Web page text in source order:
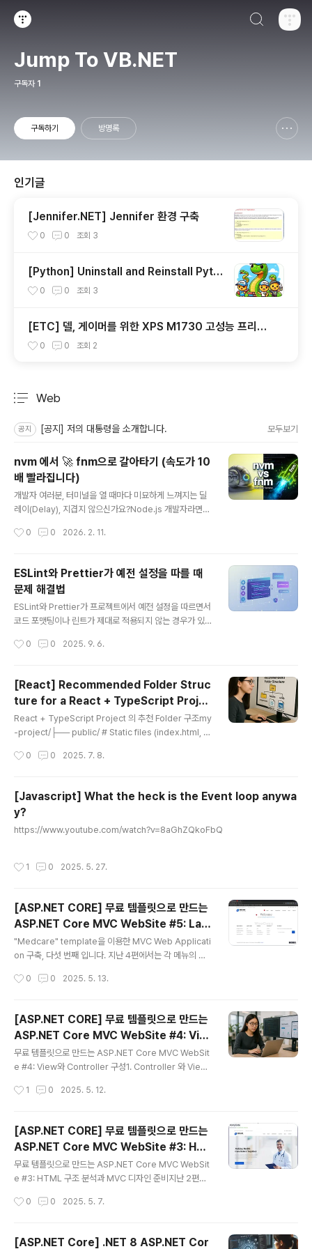
Jump To VB.NET
구독자 1
구독하기 방명록
인기글
[Jennifer.NET] Jennifer 환경 구축
0 0 조회 3
[Python] Uninstall and Reinstall Pyth
on On Mac
0 0 조회 3
[ETC] 델, 게이머를 위한 XPS M1730 고성능 프리미
엄 노트북 출시
0 0 조회 2
Web
공지 [공지] 저의 대통령을 소개합니다. 모두보기
nvm 에서 🚀 fnm으로 갈아타기 (속도가 10
배 빨라집니다)
개발자 여러분, 터미널을 열 때마다 미묘하게 느껴지는 딜
레이(Delay), 지겹지 않으신가요?Node.js 개발자라면
범인일 수 있습니다. 오늘은 기존의 느린 nvm을 과감히 삭
e Manager)으로 갈아타는 방법을 소개합니다.왜 fnm 인
가요?압도적인 속도: Rust로 만들어져 실행 속도가 거의
'0초'에 가깝습니다.자동 전환: 폴더에 들어가기만 해도 .n
ode-version 파일을 인식해 버전을 바꿔줍니다.크로스
플랫폼: Windows, Mac, Linux 명령어가 동일합니다.
벽 삭제하기 (Clean Uni..
0 0 2026. 2. 11.
ESLint와 Prettier가 예전 설정을 따를 때
문제 해결법
ESLint와 Prettier가 프로젝트에서 예전 설정을 따르면서
코드 포맷팅이나 린트가 제대로 적용되지 않는 경우가 있
류 등 다양한 원인으로 발생할 수 있습니다. 이 글에서는 그
인 ESLint와 Prettier 최신 설정 적용법 CI/CD 및 빌드
환경 점검 CLI 옵션 점검 현상 및 주요 원인예전 설정이 캐
시에 남아 변경 사항 반영 안됨 여러 위치에 설정 파일 존재
plugin:prettier/recommended가 extends 마지막
어 옵션에 --..
0 0 2025. 9. 6.
[React] Recommended Folder Struc
ture for a React + TypeScript Proje
ct
React + TypeScript Project 의 추천 Folder 구조my
-project/├── public/ # Static files (index.html, fa
assets/ # Static resources (images, fonts, style
le UI components│ │ ├── Button.tsx│ │ ├── ..
0 0 2025. 7. 8.
[Javascript] What the heck is the Event loop anywa
y?
https://www.youtube.com/watch?v=8aGhZQkoFbQ
1 0 2025. 5. 27.
[ASP.NET CORE] 무료 템플릿으로 만드는
ASP.NET Core MVC WebSite #5: Lay
out
"Medcare" template을 이용한 MVC Web Applicati
on 구축, 다섯 번째 입니다. 지난 4편에서는 각 메뉴의 기
ActionMethod 에 대응하는index.cshtml View 파일
으로 적용될 Layout 을 template 에서 어떻게 가져와서
_Layout.cshtml 파일을 구성하는지 살펴보겠습니다.1.
공통 부분 :MVC Web Application에서는 일반적으로 _
Layout.cshtml이라는 파일을 사용하여 웹사이트의 공통
인..
0 0 2025. 5. 13.
[ASP.NET CORE] 무료 템플릿으로 만드는
ASP.NET Core MVC WebSite #4: Vie
w와 Controller 구성
무료 템플릿으로 만드는 ASP.NET Core MVC WebSit
e #4: View와 Controller 구성1. Controller 와 View
와 메뉴를 간략하게 살펴보았습니다. 이제 본격적으로 MV
각 메뉴에 해당하는 하위 폴더 (Home, About, Depart
ment, Doctors, Blog, Contact)를 생성하여 옮겨줍니
다. 각 폴더 안에는 해당 메뉴의 내용을 담을 index.csht
ml 파일을 생성할 예정입니다. 수동으로 생성하는 것이 아
1 0 2025. 5. 12.
[ASP.NET CORE] 무료 템플릿으로 만드는
ASP.NET Core MVC WebSite #3: HT
ML 구조 분석과 MVC 디자인 준비
무료 템플릿으로 만드는 ASP.NET Core MVC WebSit
e #3: HTML 구조 분석과 MVC 디자인 준비지난 2편에
인 Program.cs 파일을 살펴보았습니다. 지난 글은 아래
0 0 2025. 5. 7.
[ASP.NET Core] .NET 8 ASP.NET Cor